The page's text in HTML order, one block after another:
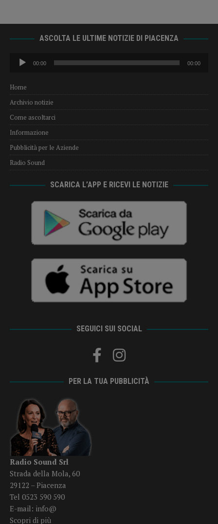
ASCOLTA LE ULTIME NOTIZIE DI PIACENZA
Audio
Player
00:00 00:00
Home
Archivio notizie
Come ascoltarci
Informazione
Pubblicità per le Aziende
Radio Sound
SCARICA L’APP E RICEVI LE NOTIZIE
SEGUICI SUI SOCIAL
PER LA TUA PUBBLICITÀ
Radio Sound Srl
Strada della Mola, 60
29122 – Piacenza
Tel 0523 590 590
E-mail: info@
Scopri di più